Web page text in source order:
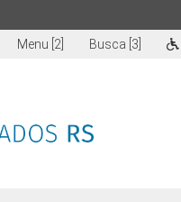
Menu [2] Busca [3]